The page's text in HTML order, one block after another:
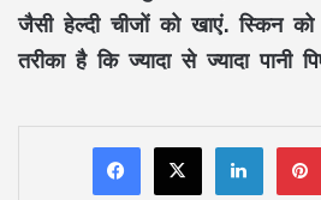
जैसी हेल्दी चीजों को खाएं. स्किन
तरीका है कि ज्यादा से ज्यादा पानी
LinkedIn